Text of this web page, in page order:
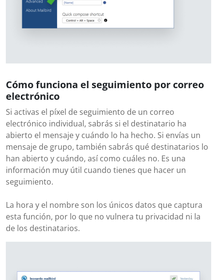
Cómo funciona el seguimiento por correo
electrónico
Si activas el píxel de seguimiento de un correo
electrónico individual, sabrás si el destinatario ha
abierto el mensaje y cuándo lo ha hecho. Si envías un
mensaje de grupo, también sabrás qué destinatarios lo
han abierto y cuándo, así como cuáles no. Es una
información muy útil cuando tienes que hacer un
seguimiento.
La hora y el nombre son los únicos datos que captura
esta función, por lo que no vulnera tu privacidad ni la
de los destinatarios.